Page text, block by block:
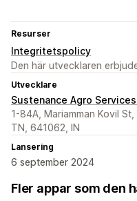
Resurser
Integritetspolicy
Den här utvecklaren
Utvecklare
Sustenance Agro
1-84A, Mariamman Kovil
TN, 641062, IN
Lansering
6 september 2024
Fler appar som den